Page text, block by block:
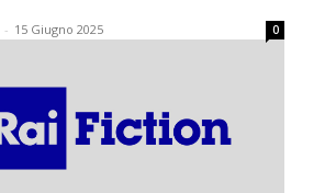
- 15 Giugno 2025 0